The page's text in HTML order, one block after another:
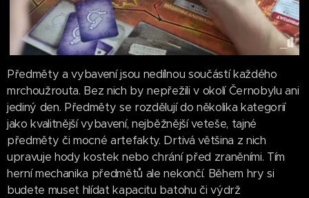
Předměty a vybavení jsou nedílnou součástí každého
mrchoužrouta. Bez nich by nepřežili v okolí Černobylu ani
jediný den. Předměty se rozdělují do několika kategorií
jako kvalitnější vybavení, nejběžnější veteše, tajné
předměty či mocné artefakty. Drtivá většina z nich
upravuje hody kostek nebo chrání před zraněními. Tím
herní mechanika předmětů ale nekončí. Během hry si
budete muset hlídat kapacitu batohu či výdrž